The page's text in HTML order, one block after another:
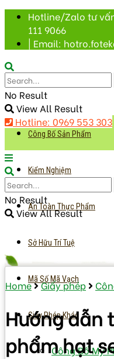
Hotline/Zalo tư
111 9066
| Email:
No Result
View All Result
Hotline: 0969 553 303
Công Bố Sản Phẩm
Kiểm Nghiệm
An Toàn Thực Phẩm
Sở Hữu Trí Tuệ
Mã Số Mã Vạch
Giấy Phép Khác
Công Bố Mỹ
No Result
View All Result
Home Giấy phép
Hướng dẫn
phẩm hạt